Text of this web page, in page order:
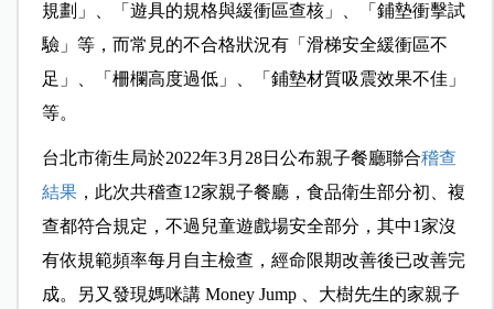
規劃」、「遊具的規格與緩衝區查核」、「鋪墊衝擊試
驗」等，而常見的不合格狀況有「滑梯安全緩衝區不
足」、「柵欄高度過低」、「鋪墊材質吸震效果不佳」
等。
台北市衛生局於2022年3月28日公布親子餐廳聯合稽查
結果，此次共稽查12家親子餐廳，食品衛生部分初、複
查都符合規定，不過兒童遊戲場安全部分，其中1家沒
有依規範頻率每月自主檢查，經命限期改善後已改善完
成。另又發現媽咪講Money Jump 、大樹先生的家親子